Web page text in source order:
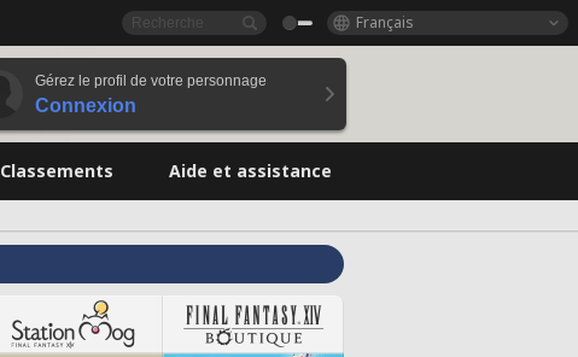
Français
Gérez le profil de votre personnage
Connexion
Classements Aide et assistance